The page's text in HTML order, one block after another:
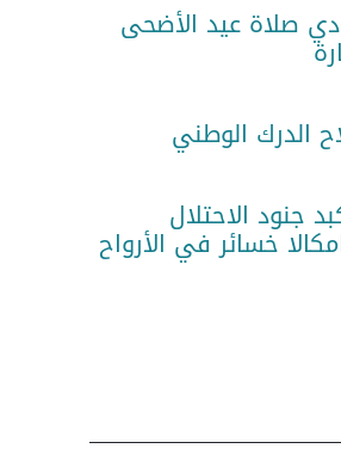
صلاة عيد الأضحى
الدرك الوطني
جنود الاحتلال
خسائر في الأرواح